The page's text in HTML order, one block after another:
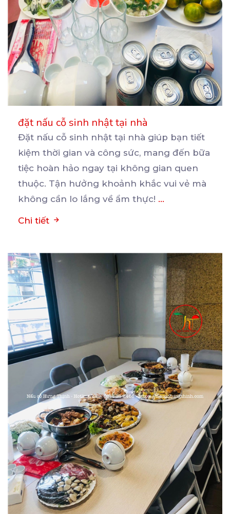
đặt nấu cỗ sinh nhật tại nhà
Đặt nấu cỗ sinh nhật tại nhà giúp bạn tiết
kiệm thời gian và công sức, mang đến bữa
tiệc hoàn hảo ngay tại không gian quen
thuộc. Tận hưởng khoảnh khắc vui vẻ mà
không cần lo lắng về ẩm thực! ...
Chi tiết